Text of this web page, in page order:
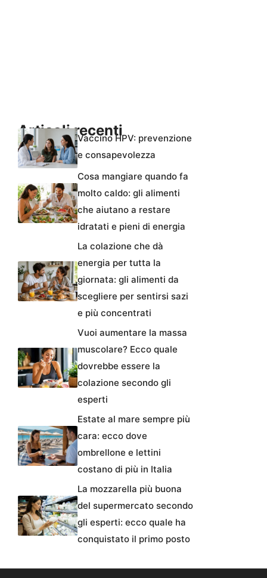
Articoli recentiVaccino HPV: prevenzione
e consapevolezza
Cosa mangiare quando fa
molto caldo: gli alimenti
che aiutano a restare
idratati e pieni di energia
La colazione che dà
energia per tutta la
giornata: gli alimenti da
scegliere per sentirsi sazi
e più concentrati
Vuoi aumentare la massa
muscolare? Ecco quale
dovrebbe essere la
colazione secondo gli
esperti
Estate al mare sempre più
cara: ecco dove
ombrellone e lettini
costano di più in Italia
La mozzarella più buona
del supermercato secondo
gli esperti: ecco quale ha
conquistato il primo posto